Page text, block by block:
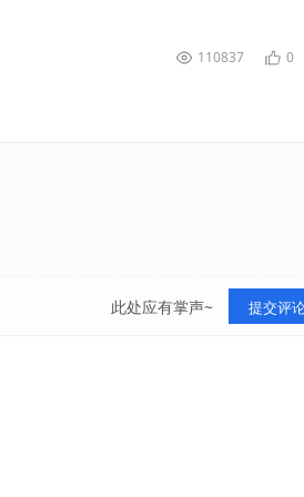
110837 0
此处应有掌声~ 提交评